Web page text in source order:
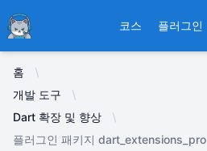
Ducafecat 코스 플러그인
홈
개발 도구
Dart 확장 및 향상
플러그인 패키지 dart_extensions_pro